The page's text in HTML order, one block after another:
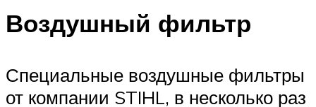
Воздушный фильтр
Специальные воздушные фильтры
от компании STIHL, в несколько раз